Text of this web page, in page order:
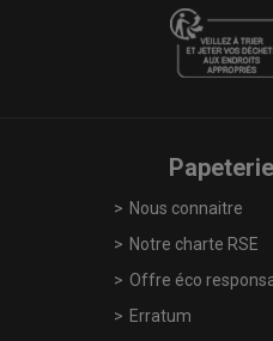
Nous connaitre
Notre charte RSE
Offre éco
Erratum